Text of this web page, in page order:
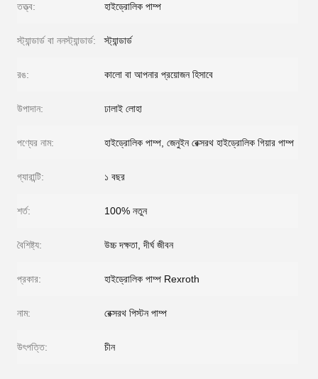
তত্ত্ব: হাইড্রোলিক পাম্প
স্ট্যান্ডার্ড বা ননস্ট্যান্ডার্ড: স্ট্যান্ডার্ড
রঙ: কালো বা আপনার প্রয়োজন হিসাবে
উপাদান: ঢালাই লোহা
পণ্যের নাম: হাইড্রোলিক পাম্প, জেনুইন রেক্সরথ হাইড্রোলিক গিয়ার পাম্প
গ্যারান্টি: ১ বছর
শর্ত: 100% নতুন
বৈশিষ্ট্য: উচ্চ দক্ষতা, দীর্ঘ জীবন
প্রকার: হাইড্রোলিক পাম্প Rexroth
নাম: রেক্সরথ পিস্টন পাম্প
উৎপত্তি: চীন